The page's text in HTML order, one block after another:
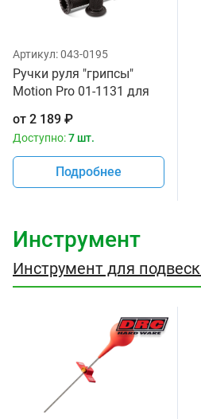
Артикул:043-0195
Ручки руля "грипсы"
Motion Pro 01-1131 для
мотоциклов
от 2 189 ₽
Доступно:7 шт.
Подробнее
Инструмент
Инструмент для